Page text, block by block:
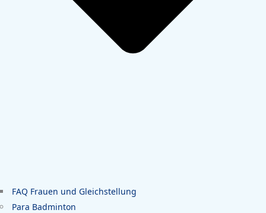
FAQ Frauen und Gleichstellung
Para Badminton